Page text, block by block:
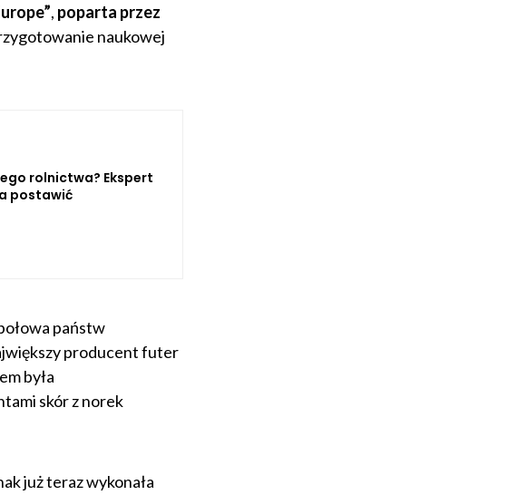
, poparta przez
naukowej
rolnictwa? Ekspert
postawić
państw
producent futer
była
skór z norek
już teraz wykonała